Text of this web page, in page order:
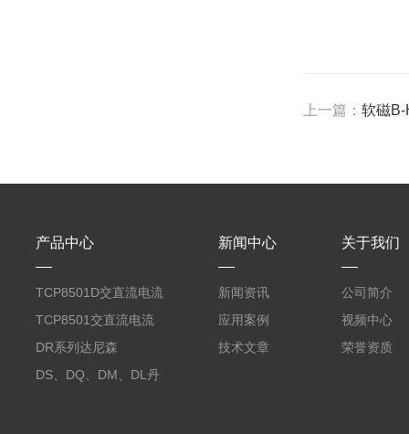
上一篇：软磁B-
产品中心
TCP8501D交直流电流
探头500A
TCP8501交直流电流
探头500A
DR系列达尼森
Danisense高精度电流
DS、DQ、DM、DL丹
新闻中心
新闻资讯
应用案例
技术文章
关于我们
公司简介
视频中心
荣誉资质